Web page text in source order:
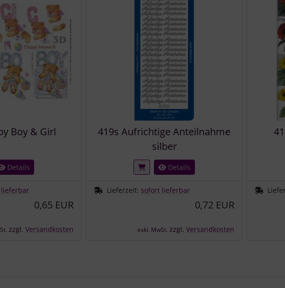
Boy & Girl
Details
0,65 EUR
zzgl. Versandkosten
419s Aufrichtige Anteilnahme
silber
Details
Lieferzeit: sofort lieferbar
0,72 EUR
exkl. MwSt. zzgl. Versandkosten